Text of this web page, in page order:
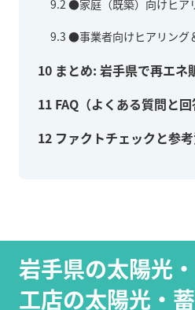
9.2 ●家庭（既築）向けヒア
9.3 ●事業者向けヒアリング
10 まとめ: 岩手県で再エネ
11 FAQ（よくある質問と回
12 ファクトチェックと参
岩手県の太陽光
工店の太陽光・